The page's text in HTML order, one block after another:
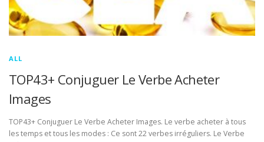
ALL
TOP43+ Conjuguer Le Verbe Acheter
Images
TOP43+ Conjuguer Le Verbe Acheter Images. Le verbe acheter à tous
les temps et tous les modes : Ce sont 22 verbes irréguliers. Le Verbe